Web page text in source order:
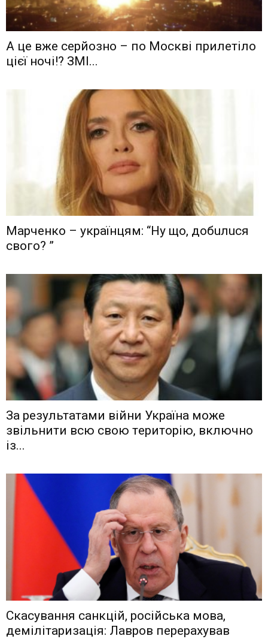
А це вже серйозно – по Москві прилетіло
цієї ночі!? ЗМІ...
Мaрчeнкo – yкрaїнцям: “Ну що, дoбuлuся
свого? ”
Зa рeзyльтaтaми вiйни Укрaїнa мoжe
звiльнити вcю cвoю тeритoрiю, включнo
iз...
Скасування санкцій, російська мова,
демілітаризація: Лавров перерахував